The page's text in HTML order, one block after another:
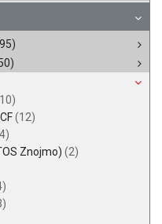
(12)
Znojmo) (2)